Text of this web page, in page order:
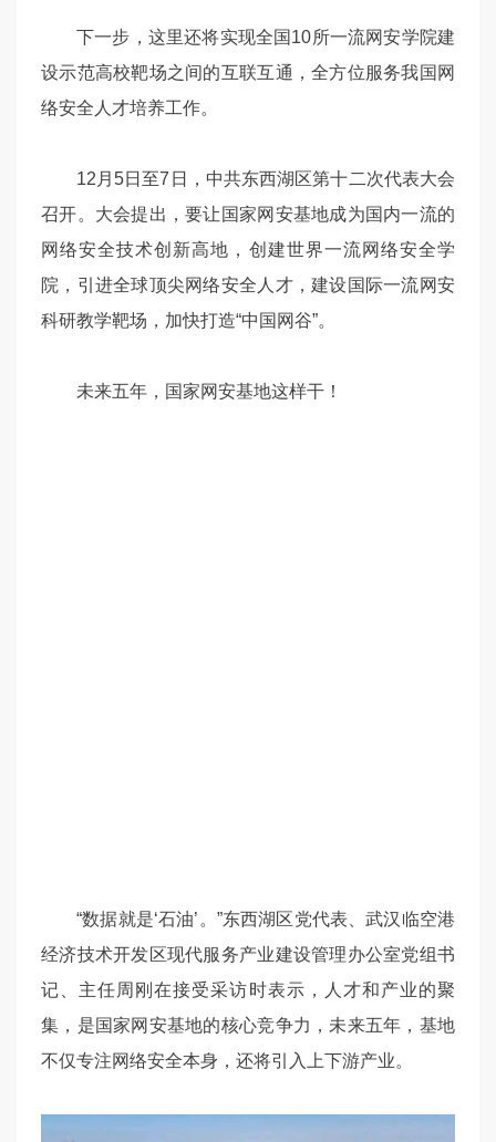
下一步，这里还将实现全国10所一流网安学院建
设示范高校靶场之间的互联互通，全方位服务我国网
络安全人才培养工作。
12月5日至7日，中共东西湖区第十二次代表大会
召开。大会提出，要让国家网安基地成为国内一流的
网络安全技术创新高地，创建世界一流网络安全学
院，引进全球顶尖网络安全人才，建设国际一流网安
科研教学靶场，加快打造“中国网谷”。
未来五年，国家网安基地这样干！
“数据就是‘石油’。”东西湖区党代表、武汉临空港
经济技术开发区现代服务产业建设管理办公室党组书
记、主任周刚在接受采访时表示，人才和产业的聚
集，是国家网安基地的核心竞争力，未来五年，基地
不仅专注网络安全本身，还将引入上下游产业。